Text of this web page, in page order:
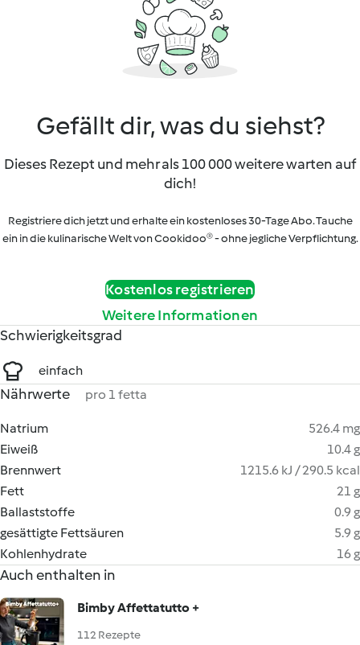
Gefällt dir, was du siehst?
Dieses Rezept und mehr als 100 000 weitere warten auf
dich!
Registriere dich jetzt und erhalte ein kostenloses 30-Tage Abo. Tauche
ein in die kulinarische Welt von Cookidoo® - ohne jegliche Verpflichtung.
Kostenlos registrieren
Weitere Informationen
Schwierigkeitsgrad
einfach
Nährwerte pro 1 fetta
Natrium
526.4 mg
Eiweiß
10.4 g
Brennwert
1215.6 kJ / 290.5 kcal
Fett
21 g
Ballaststoffe
0.9 g
gesättigte Fettsäuren
5.9 g
Kohlenhydrate
16 g
Auch enthalten in
Bimby Affettatutto +
112 Rezepte